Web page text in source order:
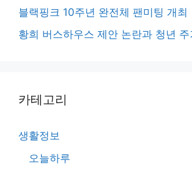
블랙핑크 10주년 완전체 팬미팅 개최
황희 버스하우스 제안 논란과 청년 주
카테고리
생활정보
오늘하루